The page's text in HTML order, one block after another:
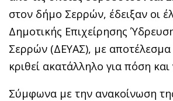
στον δήμο Σερρών, έδειξαν οι
Δημοτικής Επιχείρησης
Σερρών (ΔΕΥΑΣ), με
κριθεί ακατάλληλο για πόση και
Σύμφωνα με την ανακοίνωση